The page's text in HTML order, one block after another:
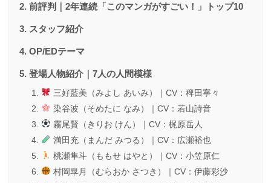
前評判｜2年連続「このマンガがすごい！」トップ10
スタッフ紹介
OP/EDテーマ
登場人物紹介｜7人の人間模様
三好藍美（みよし あいみ）｜CV：稗田寧々
染谷波（そめたに なみ）｜CV：若山詩音
霧尾賢（きりお けん）｜CV：梶原岳人
満田充（まんだ みつる）｜CV：広瀬裕也
桃瀬隼斗（ももせ はやと）｜CV：小笠原仁
村岡皐月（むらおか さつき）｜CV：伊藤彩沙